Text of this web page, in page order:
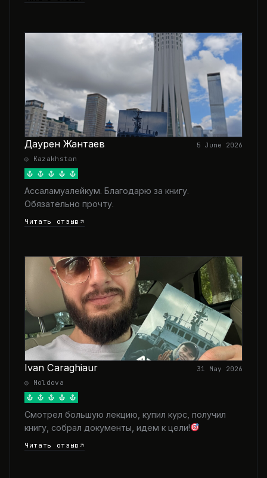
Даурен Жантаев
5 June 2026
◎ Kazakhstan
Ассаламуалейкум. Благодарю за книгу.
Обязательно прочту.
Читать отзыв
Ivan Caraghiaur
31 May 2026
◎ Moldova
Смотрел большую лекцию, купил курс, получил
книгу, собрал документы, идем к цели!
Читать отзыв